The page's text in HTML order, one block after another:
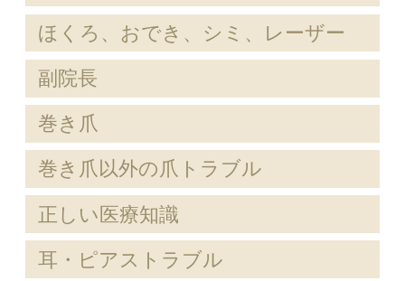
ほくろ、おでき、シミ、レーザー
副院長
巻き爪
巻き爪以外の爪トラブル
正しい医療知識
耳・ピアストラブル